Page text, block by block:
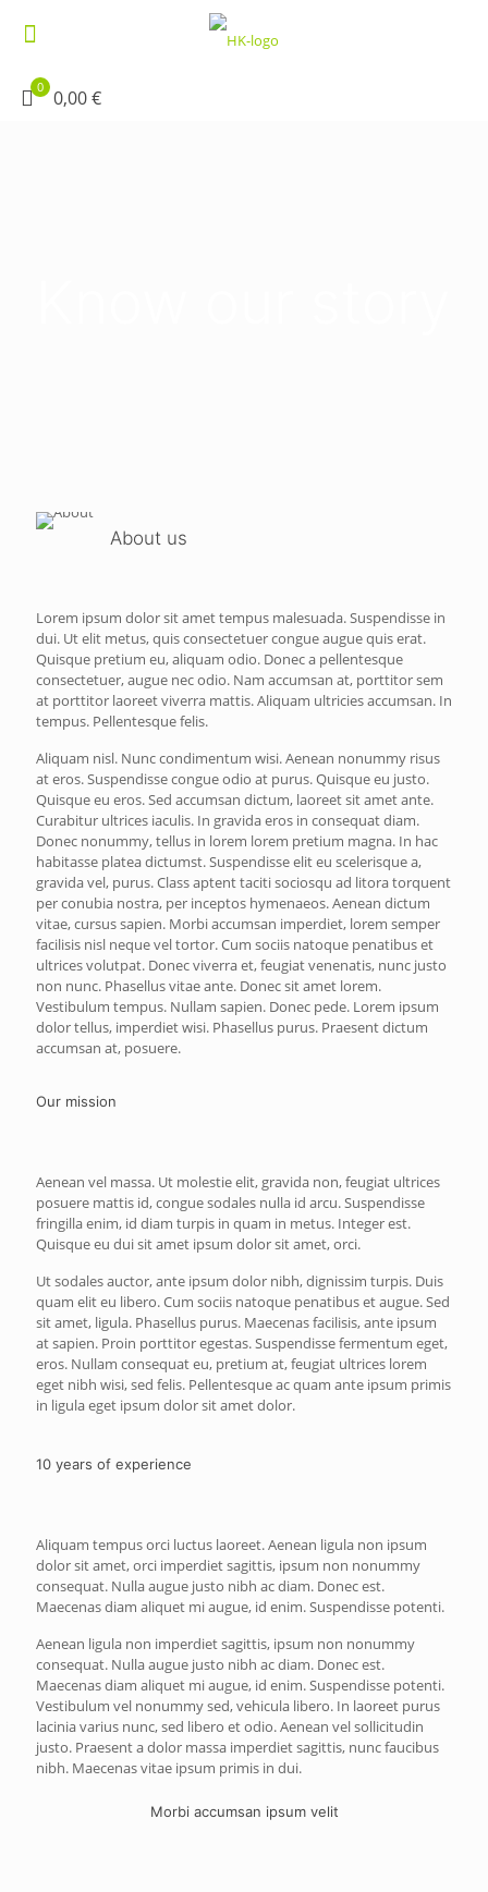
0 0,00 €
About us
Lorem ipsum dolor sit amet tempus malesuada. Suspendisse in
dui. Ut elit metus, quis consectetuer congue augue quis erat.
Quisque pretium eu, aliquam odio. Donec a pellentesque
consectetuer, augue nec odio. Nam accumsan at, porttitor sem
at porttitor laoreet viverra mattis. Aliquam ultricies accumsan. In
tempus. Pellentesque felis.
Aliquam nisl. Nunc condimentum wisi. Aenean nonummy risus
at eros. Suspendisse congue odio at purus. Quisque eu justo.
Quisque eu eros. Sed accumsan dictum, laoreet sit amet ante.
Curabitur ultrices iaculis. In gravida eros in consequat diam.
Donec nonummy, tellus in lorem lorem pretium magna. In hac
habitasse platea dictumst. Suspendisse elit eu scelerisque a,
gravida vel, purus. Class aptent taciti sociosqu ad litora torquent
per conubia nostra, per inceptos hymenaeos. Aenean dictum
vitae, cursus sapien. Morbi accumsan imperdiet, lorem semper
facilisis nisl neque vel tortor. Cum sociis natoque penatibus et
ultrices volutpat. Donec viverra et, feugiat venenatis, nunc justo
non nunc. Phasellus vitae ante. Donec sit amet lorem.
Vestibulum tempus. Nullam sapien. Donec pede. Lorem ipsum
dolor tellus, imperdiet wisi. Phasellus purus. Praesent dictum
accumsan at, posuere.
Our mission
Aenean vel massa. Ut molestie elit, gravida non, feugiat ultrices
posuere mattis id, congue sodales nulla id arcu. Suspendisse
fringilla enim, id diam turpis in quam in metus. Integer est.
Quisque eu dui sit amet ipsum dolor sit amet, orci.
Ut sodales auctor, ante ipsum dolor nibh, dignissim turpis. Duis
quam elit eu libero. Cum sociis natoque penatibus et augue. Sed
sit amet, ligula. Phasellus purus. Maecenas facilisis, ante ipsum
at sapien. Proin porttitor egestas. Suspendisse fermentum eget,
eros. Nullam consequat eu, pretium at, feugiat ultrices lorem
eget nibh wisi, sed felis. Pellentesque ac quam ante ipsum primis
in ligula eget ipsum dolor sit amet dolor.
10 years of experience
Aliquam tempus orci luctus laoreet. Aenean ligula non ipsum
dolor sit amet, orci imperdiet sagittis, ipsum non nonummy
consequat. Nulla augue justo nibh ac diam. Donec est.
Maecenas diam aliquet mi augue, id enim. Suspendisse potenti.
Aenean ligula non imperdiet sagittis, ipsum non nonummy
consequat. Nulla augue justo nibh ac diam. Donec est.
Maecenas diam aliquet mi augue, id enim. Suspendisse potenti.
Vestibulum vel nonummy sed, vehicula libero. In laoreet purus
lacinia varius nunc, sed libero et odio. Aenean vel sollicitudin
justo. Praesent a dolor massa imperdiet sagittis, nunc faucibus
nibh. Maecenas vitae ipsum primis in dui.
Morbi accumsan ipsum velit